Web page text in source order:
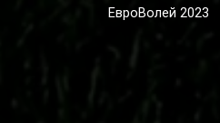
ЕвроВолей 2023